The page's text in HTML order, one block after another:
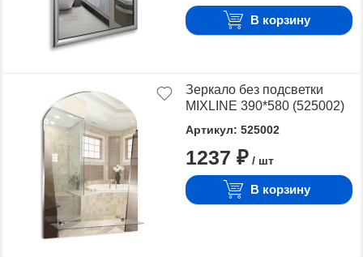
В корзину
Зеркало без подсветки
MIXLINE 390*580 (525002)
Артикул: 525002
1237 ₽ / шт
В корзину